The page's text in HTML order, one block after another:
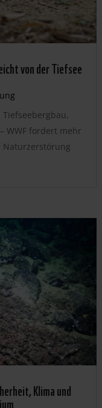
von der Tiefsee
WWF fordert mehr
Naturzerstörung
Klima und